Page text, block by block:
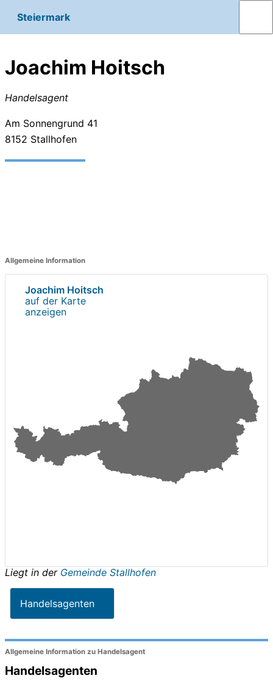
Steiermark
Joachim Hoitsch
Handelsagent
Am Sonnengrund 41
8152 Stallhofen
Allgemeine Information
Joachim Hoitsch
auf der Karte
anzeigen
Liegt in der Gemeinde Stallhofen
Handelsagenten
Allgemeine Information zu Handelsagent
Handelsagenten